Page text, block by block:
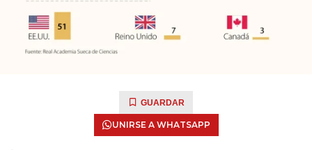
GUARDAR
UNIRSE A WHATSAPP